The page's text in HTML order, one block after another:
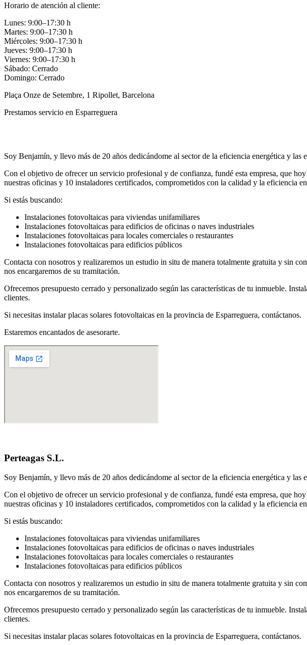
Horario de atención al cliente:
Lunes: 9:00–17:30 h
Martes: 9:00–17:30 h
Miércoles: 9:00–17:30 h
Jueves: 9:00–17:30 h
Viernes: 9:00–17:30 h
Sábado: Cerrado
Domingo: Cerrado
Plaça Onze de Setembre, 1 Ripollet, Barcelona
Prestamos servicio en Esparreguera
Soy Benjamín, y llevo más de 20 años dedicándome al sector de la eficiencia energética y las
Con el objetivo de ofrecer un servicio profesional y de confianza, fundé esta empresa, que
nuestras oficinas y 10 instaladores certificados, comprometidos con la calidad y la eficiencia
Si estás buscando:
Instalaciones fotovoltaicas para viviendas unifamiliares
Instalaciones fotovoltaicas para edificios de oficinas o naves industriales
Instalaciones fotovoltaicas para locales comerciales o restaurantes
Instalaciones fotovoltaicas para edificios públicos
Contacta con nosotros y realizaremos un estudio in situ de manera totalmente gratuita y sin
nos encargaremos de su tramitación.
Ofrecemos presupuesto cerrado y personalizado según las características de tu inmueble.
clientes.
Si necesitas instalar placas solares fotovoltaicas en la provincia de Esparreguera, contáctanos.
Estaremos encantados de asesorarte.
Perteagas S.L.
Soy Benjamín, y llevo más de 20 años dedicándome al sector de la eficiencia energética y las
Con el objetivo de ofrecer un servicio profesional y de confianza, fundé esta empresa, que
nuestras oficinas y 10 instaladores certificados, comprometidos con la calidad y la eficiencia
Si estás buscando:
Instalaciones fotovoltaicas para viviendas unifamiliares
Instalaciones fotovoltaicas para edificios de oficinas o naves industriales
Instalaciones fotovoltaicas para locales comerciales o restaurantes
Instalaciones fotovoltaicas para edificios públicos
Contacta con nosotros y realizaremos un estudio in situ de manera totalmente gratuita y sin
nos encargaremos de su tramitación.
Ofrecemos presupuesto cerrado y personalizado según las características de tu inmueble.
clientes.
Si necesitas instalar placas solares fotovoltaicas en la provincia de Esparreguera, contáctanos.